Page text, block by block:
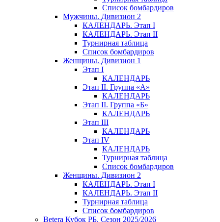
Список бомбардиров
Мужчины. Дивизион 2
КАЛЕНДАРЬ. Этап I
КАЛЕНДАРЬ. Этап II
Турнирная таблица
Список бомбардиров
Женщины. Дивизион 1
Этап I
КАЛЕНДАРЬ
Этап II. Группа «А»
КАЛЕНДАРЬ
Этап II. Группа «Б»
КАЛЕНДАРЬ
Этап III
КАЛЕНДАРЬ
Этап IV
КАЛЕНДАРЬ
Турнирная таблица
Список бомбардиров
Женщины. Дивизион 2
КАЛЕНДАРЬ. Этап I
КАЛЕНДАРЬ. Этап II
Турнирная таблица
Список бомбардиров
Betera Кубок РБ. Сезон 2025/2026